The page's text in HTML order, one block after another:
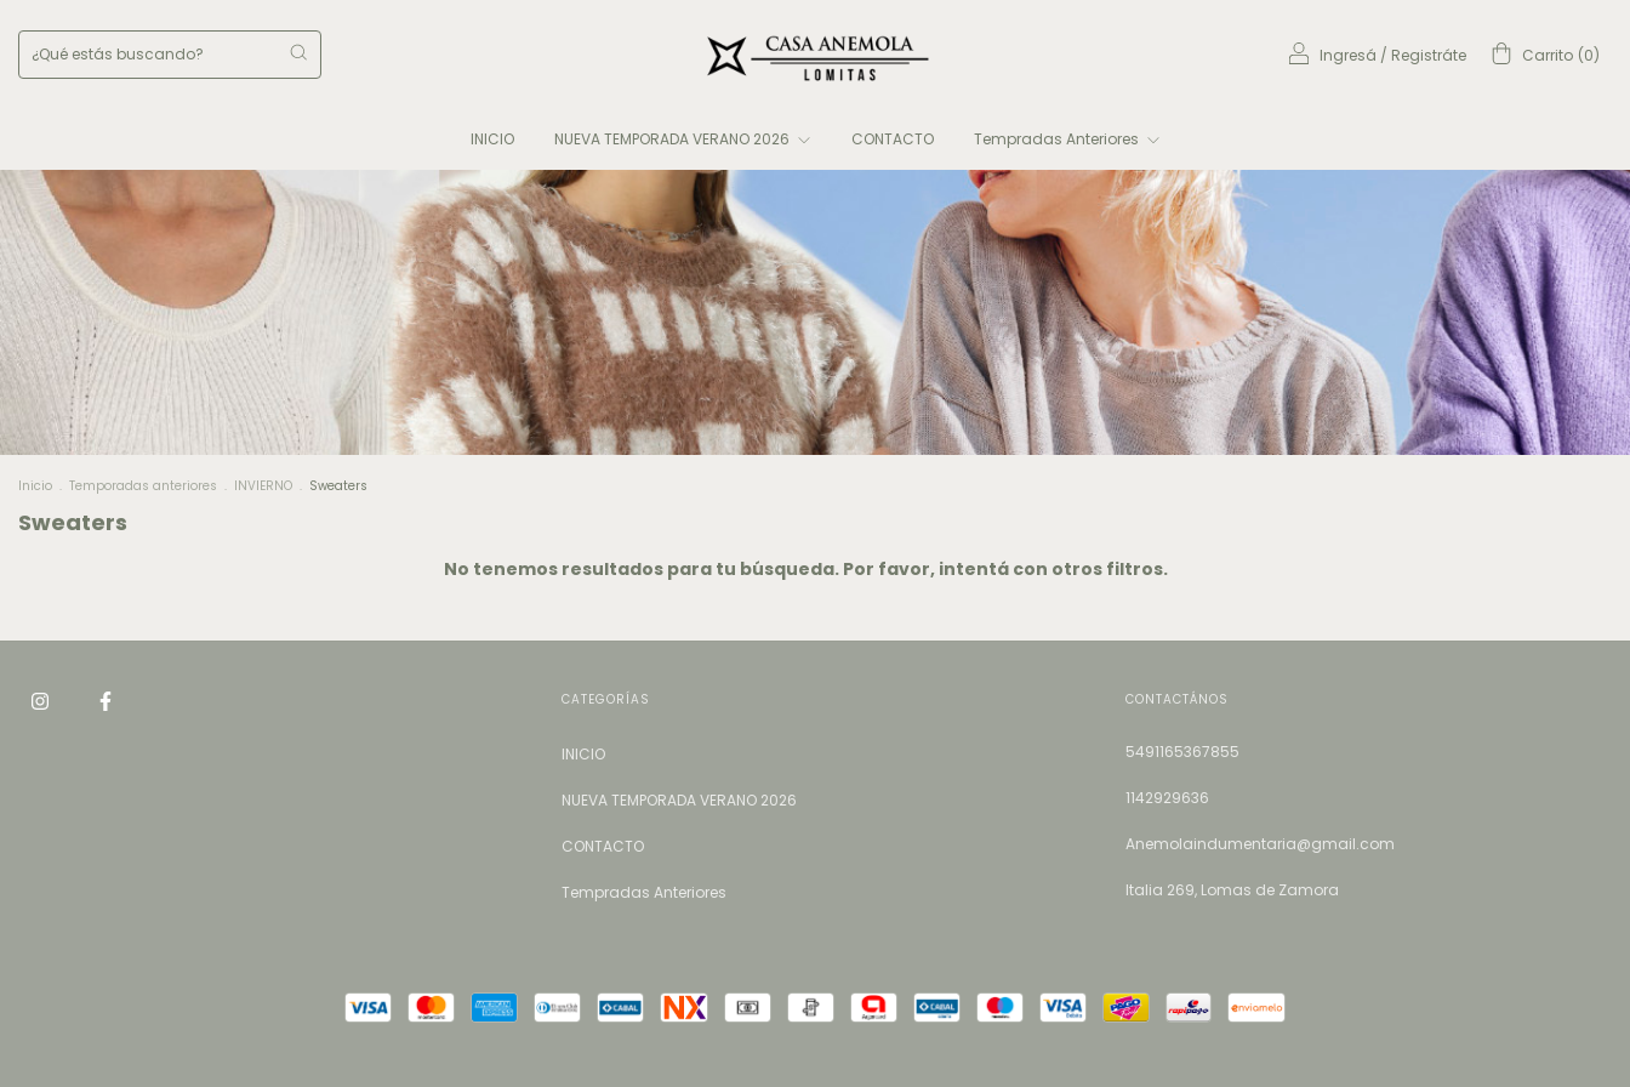
Ingresá / Registráte Carrito (0)
INICIO NUEVA TEMPORADA VERANO 2026 CONTACTO Tempradas Anteriores
Inicio . Temporadas anteriores . INVIERNO . Sweaters
Sweaters
No tenemos resultados para tu búsqueda. Por favor, intentá con otros filtros.
CATEGORÍAS
INICIO
NUEVA TEMPORADA VERANO 2026
CONTACTO
Tempradas Anteriores
CONTACTÁNOS
5491165367855
1142929636
Anemolaindumentaria@gmail.com
Italia 269, Lomas de Zamora